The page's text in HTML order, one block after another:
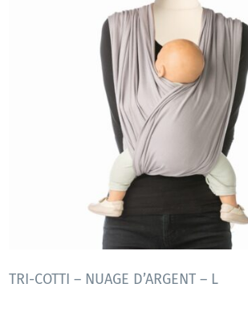
TRI-COTTI – NUAGE D’ARGENT – L